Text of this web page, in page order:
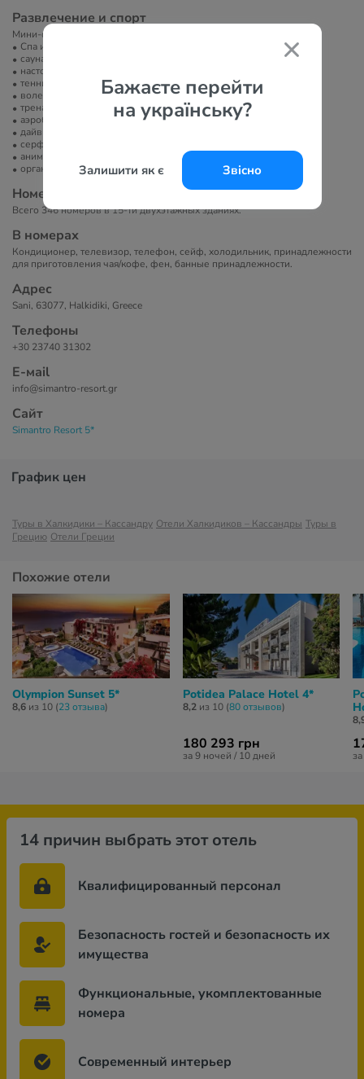
Бажаєте перейти
на українську?
Залишити як є Звісно
Развлечение и спорт
Мини-футбол, пляжный волейбол, амфитеатр, кино, дартс.
Спа или велнес-центр
сауна/баня/хамам
настольный теннис
теннисный корт
волейбол
тренажерный зал
аэробика
дайвинг
серфинг
анимация
организация экскурсий
Номера
Всего 346 номеров в 15-ти двухэтажных зданиях.
В номерах
Кондиционер, телевизор, телефон, сейф, холодильник, принадлежности
для приготовления чая/кофе, фен, банные принадлежности.
Адрес
Sani, 63077, Halkidiki, Greece
Телефоны
+30 23740 31302
Е-маil
info@simantro-resort.gr
Сайт
Simantro Resort 5*
График цен
Туры в Халкидики – Кассандру Отели Халкидиков – Кассандры Туры в
Грецию Отели Греции
Похожие отели
Olympion Sunset 5*
8,6 из 10 (23 отзывa)
Potidea Palace Hotel 4*
8,2из 10 (80 отзывов)
180 293 грн
за 9 ночей / 10 дней
14 причин выбрать этот отель
Квалифицированный персонал
Безопасность гостей и безопасность их
имущества
Функциональные, укомплектованные
номера
Современный интерьер